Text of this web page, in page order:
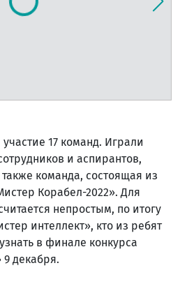
17 команд. Играли
и аспирантов,
команда, состоящая из
Корабел-2022». Для
непростым, по итогу
интеллект», кто из ребят
в финале конкурса
декабря.